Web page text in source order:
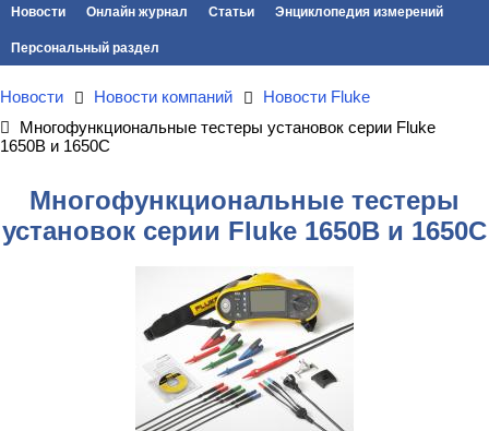
Новости Онлайн журнал Статьи Энциклопедия измерений
Персональный раздел
Новости Новости компаний
Новости Fluke
Многофункциональные тестеры установок серии Fluke
1650B и 1650С
Многофункциональные тестеры
установок серии Fluke 1650B и 1650С